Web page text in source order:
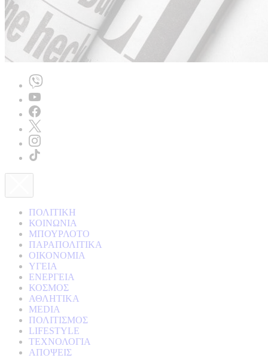
ΠΟΛΙΤΙΚΗ
ΚΟΙΝΩΝΙΑ
ΜΠΟΥΡΛΟΤΟ
ΠΑΡΑΠΟΛΙΤΙΚΑ
ΟΙΚΟΝΟΜΙΑ
ΥΓΕΙΑ
ΕΝΕΡΓΕΙΑ
ΚΟΣΜΟΣ
ΑΘΛΗΤΙΚΑ
MEDIA
ΠΟΛΙΤΙΣΜΟΣ
LIFESTYLE
ΤΕΧΝΟΛΟΓΙΑ
ΑΠΟΨΕΙΣ